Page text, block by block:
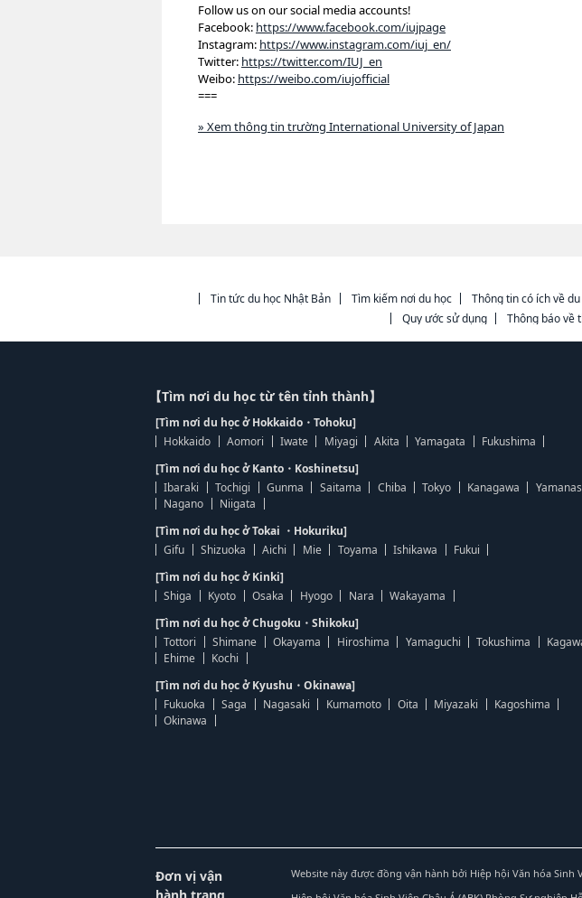
Follow us on our social media accounts!
Facebook: https://www.facebook.com/iujpage
Instagram: https://www.instagram.com/iuj_en/
Twitter: https://twitter.com/IUJ_en
Weibo: https://weibo.com/iujofficial
===
» Xem thông tin trường International University of Japan
Tin tức du học Nhật Bản Tìm kiếm nơi du học Thông tin có ích về
Quy ước sử dụng
Thông báo về
【Tìm nơi du học từ tên tỉnh thành】
[Tìm nơi du học ở Hokkaido・Tohoku]
Hokkaido
Aomori Iwate Miyagi Akita Yamagata
Fukushima
[Tìm nơi du học ở Kanto・Koshinetsu]
Ibaraki
Tochigi Gunma Saitama Chiba Tokyo Kanagawa
Nagano
Niigata
[Tìm nơi du học ở Tokai ・Hokuriku]
Gifu
Shizuoka Aichi Mie Toyama Ishikawa
Fukui
[Tìm nơi du học ở Kinki]
Shiga
Kyoto Osaka Hyogo Nara
Wakayama
[Tìm nơi du học ở Chugoku・Shikoku]
Tottori
Shimane Okayama Hiroshima Yamaguchi Tokushima
Ehime
Kochi
[Tìm nơi du học ở Kyushu・Okinawa]
Fukuoka
Saga Nagasaki Kumamoto Oita Miyazaki
Kagoshima
Okinawa
Đơn vị vận
Website này được đồng vận hành bởi Hiệp hội Văn hóa Sinh